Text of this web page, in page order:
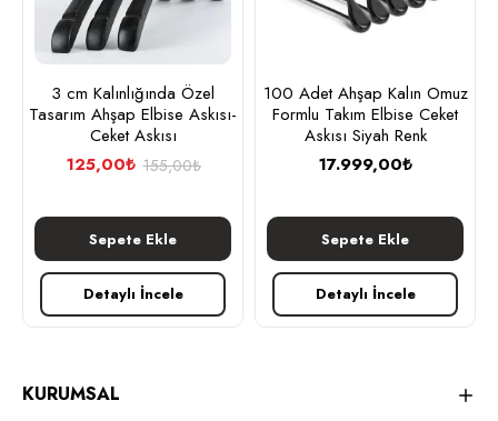
3 cm Kalınlığında Özel
Tasarım Ahşap Elbise Askısı-
Ceket Askısı
125,00₺ 155,00₺
Sepete Ekle
Detaylı İncele
100 Adet Ahşap Kalın Omuz
Formlu Takım Elbise Ceket
Askısı Siyah Renk
17.999,00₺
Sepete Ekle
Detaylı İncele
KURUMSAL